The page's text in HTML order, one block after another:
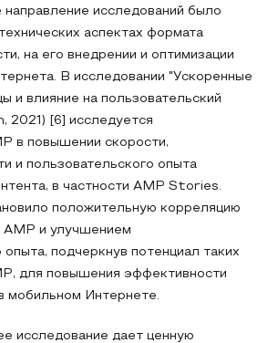
направление исследований было
аспектах формата
на его внедрении и оптимизации
В исследовании "Ускоренные
и влияние на пользовательский
2021) [6] исследуется
в повышении скорости,
и пользовательского опыта
в частности AMP Stories.
положительную корреляцию
и улучшением
опыта, подчеркнув потенциал таких
для повышения эффективности
мобильном Интернете.
исследование дает ценную